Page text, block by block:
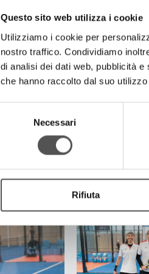
Questo sito web utilizza i cookie
Utilizziamo i cookie per
nostro traffico. Condividiamo
di analisi dei dati web, pubblicità
che hanno raccolto dal suo
Necessari
Rifiuta